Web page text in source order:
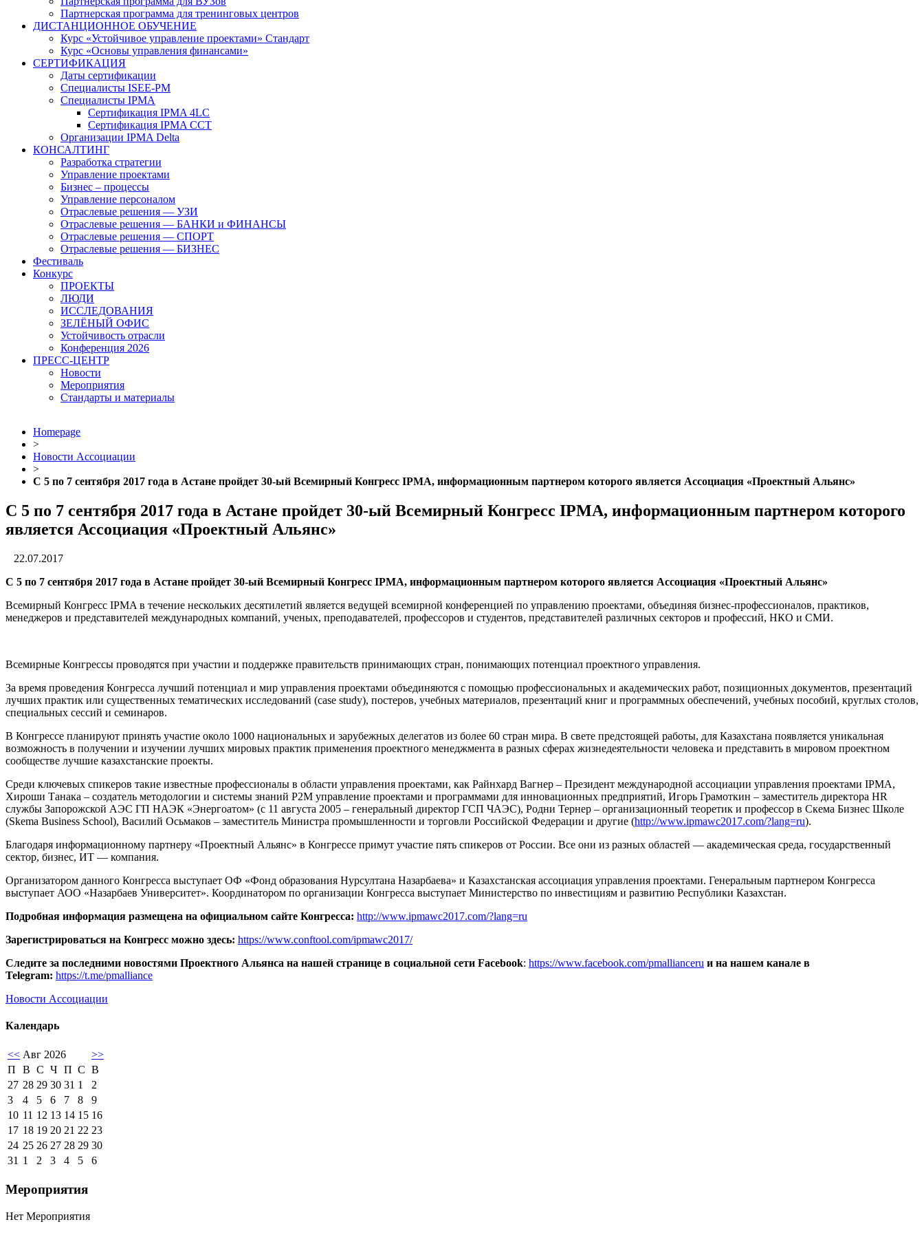
Партнерская программа для тренинговых центров
ДИСТАНЦИОННОЕ ОБУЧЕНИЕ
Курс «Устойчивое управление проектами» Стандарт
Курс «Основы управления финансами»
СЕРТИФИКАЦИЯ
Даты сертификации
Специалисты ISEE-PM
Специалисты IPMA
Сертификация IPMA 4LC
Сертификация IPMA CCT
Организации IPMA Delta
КОНСАЛТИНГ
Разработка стратегии
Управление проектами
Бизнес – процессы
Управление персоналом
Отраслевые решения — УЗИ
Отраслевые решения — БАНКИ и ФИНАНСЫ
Отраслевые решения — СПОРТ
Отраслевые решения — БИЗНЕС
Фестиваль
Конкурс
ПРОЕКТЫ
ЛЮДИ
ИССЛЕДОВАНИЯ
ЗЕЛЁНЫЙ ОФИС
Устойчивость отрасли
Конференция 2026
ПРЕСС-ЦЕНТР
Новости
Мероприятия
Стандарты и материалы
Homepage
>
Новости Ассоциации
>
С 5 по 7 сентября 2017 года в Астане пройдет 30-ый Всемирный Конгресс IPMA, информационным партнером которого является Ассоциация «Проектный Альянс»
С 5 по 7 сентября 2017 года в Астане пройдет 30-ый Всемирный Конгресс IPMA, информационным партнером которого
является Ассоциация «Проектный Альянс»
22.07.2017
С 5 по 7 сентября 2017 года в Астане пройдет 30-ый Всемирный Конгресс IPMA, информационным партнером которого является Ассоциация «Проектный Альянс»
Всемирный Конгресс IPMA в течение нескольких десятилетий является ведущей всемирной конференцией по управлению проектами, объединяя бизнес-профессионалов, практиков,
менеджеров и представителей международных компаний, ученых, преподавателей, профессоров и студентов, представителей различных секторов и профессий, НКО и СМИ.
Всемирные Конгрессы проводятся при участии и поддержке правительств принимающих стран, понимающих потенциал проектного управления.
За время проведения Конгресса лучший потенциал и мир управления проектами объединяются с помощью профессиональных и академических работ, позиционных документов, презентаций
лучших практик или существенных тематических исследований (case study), постеров, учебных материалов, презентаций книг и программных обеспечений, учебных пособий, круглых столов,
специальных сессий и семинаров.
В Конгрессе планируют принять участие около 1000 национальных и зарубежных делегатов из более 60 стран мира. В свете предстоящей работы, для Казахстана появляется уникальная
возможность в получении и изучении лучших мировых практик применения проектного менеджмента в разных сферах жизнедеятельности человека и представить в мировом проектном
сообществе лучшие казахстанские проекты.
Среди ключевых спикеров такие известные профессионалы в области управления проектами, как Райнхард Вагнер – Президент международной ассоциации управления проектами IPMA,
Хироши Танака – создатель методологии и системы знаний P2M управление проектами и программами для инновационных предприятий, Игорь Грамоткин – заместитель директора HR
службы Запорожской АЭС ГП НАЭК «Энергоатом» (c 11 августа 2005 – генеральный директор ГСП ЧАЭС), Родни Тернер – организационный теоретик и профессор в Скема Бизнес Школе
(Skema Business School), Василий Осьмаков – заместитель Министра промышленности и торговли Российской Федерации и другие (http://www.ipmawc2017.com/?lang=ru).
Благодаря информационному партнеру «Проектный Альянс» в Конгрессе примут участие пять спикеров от России. Все они из разных областей — академическая среда, государственный
сектор, бизнес, ИТ — компания.
Организатором данного Конгресса выступает ОФ «Фонд образования Нурсултана Назарбаева» и Казахстанская ассоциация управления проектами. Генеральным партнером Конгресса
выступает АОО «Назарбаев Университет». Координатором по организации Конгресса выступает Министерство по инвестициям и развитию Республики Казахстан.
Подробная информация размещена на официальном сайте Конгресса: http://www.ipmawc2017.com/?lang=ru
Зарегистрироваться на Конгресс можно здесь: https://www.conftool.com/ipmawc2017/
Следите за последними новостями Проектного Альянса на нашей странице в социальной сети Facebook: https://www.facebook.com/pmallianceru и на нашем канале в
Telegram: https://t.me/pmalliance
Новости Ассоциации
Календарь
<< Авг 2026
>>
П
В С Ч П С В
27 28 29 30 31 1
2
3
4 5 6 7 8
9
10 11 12 13 14 15 16
17 18 19 20 21 22 23
24 25 26 27 28 29 30
31 1 2 3 4 5 6
Мероприятия
Нет Мероприятия